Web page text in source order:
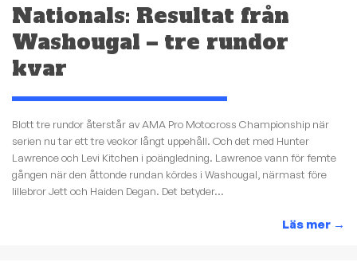
Nationals: Resultat från
Washougal – tre rundor
kvar
Blott tre rundor återstår av AMA Pro Motocross Championship när
serien nu tar ett tre veckor långt uppehåll. Och det med Hunter
Lawrence och Levi Kitchen i poängledning. Lawrence vann för femte
gången när den åttonde rundan kördes i Washougal, närmast före
lillebror Jett och Haiden Degan. Det betyder...
Läs mer →